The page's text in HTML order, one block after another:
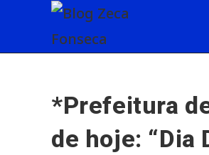
*Prefeitura
de hoje: “Dia